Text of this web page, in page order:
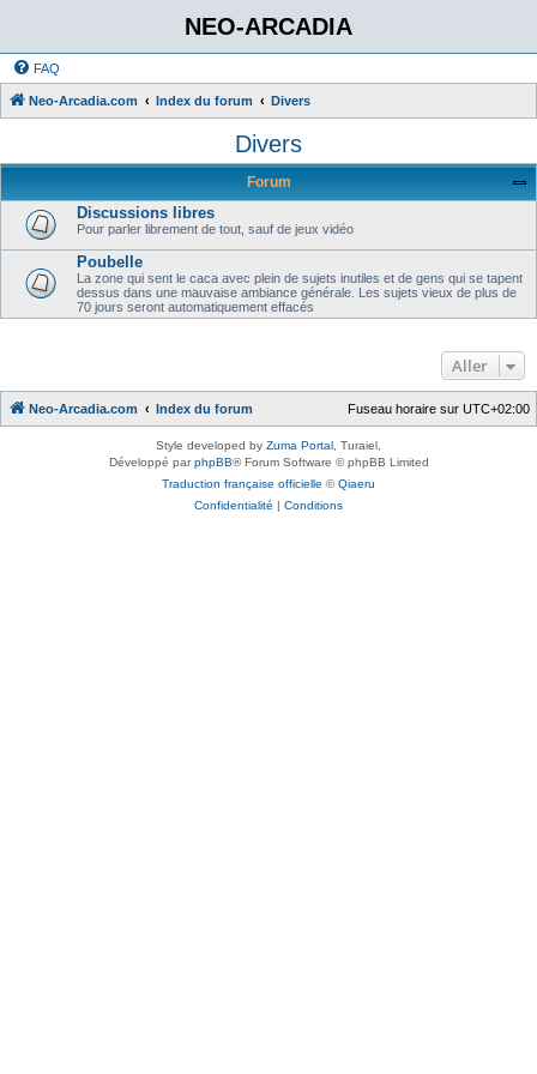
NEO-ARCADIA
FAQ
Neo-Arcadia.com Index du forum Divers
Divers
Forum
Discussions libres
Pour parler librement de tout, sauf de jeux vidéo
Poubelle
La zone qui sent le caca avec plein de sujets inutiles et de gens qui se tapent
dessus dans une mauvaise ambiance générale. Les sujets vieux de plus de
70 jours seront automatiquement effacés
Aller
Neo-Arcadia.com Index du forum Fuseau horaire sur UTC+02:00
Style developed by Zuma Portal , Turaiel,
Développé parphpBB® Forum Software © phpBB Limited
Traduction française officielle ©Qiaeru
Confidentialité | Conditions